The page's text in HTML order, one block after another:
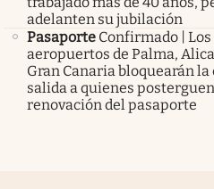
adelanten su jubilación
Pasaporte Confirmado | Los
aeropuertos de Palma,
Gran Canaria bloquearán la
salida a quienes
renovación del pasaporte
pestaña